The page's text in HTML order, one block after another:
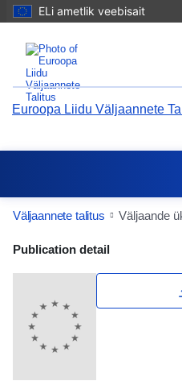
ELi ametlik veebisait
Euroopa Liidu Väljaannete
Väljaannete talitus Väljaande
Publication Detail
Kasutaja hinnang
Publication detail